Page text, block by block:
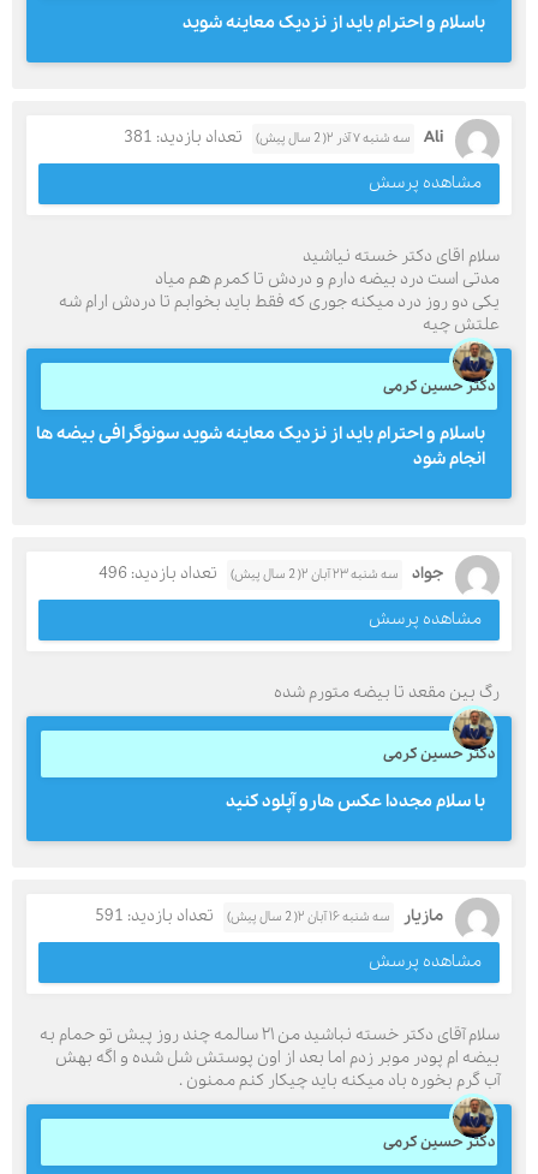
باسلام و احترام باید از نزدیک معاینه شوید
Ali سه شنبه ۷ آذر ۲( 2 سال پیش)
تعداد بازدید: 381
مشاهده پرسش
سلام اقای دکتر خسته نیاشید
مدتی است درد بیضه دارم و دردش تا کمرم هم میاد
یکی دو روز درد میکنه جوری که فقط باید بخوابم تا دردش ارام شه
علتش چیه
دکتر حسین کرمی
باسلام و احترام باید از نزدیک معاینه شوید سونوگرافی بیضه ها
انجام شود
جواد سه شنبه ۲۳ آبان ۲( 2 سال پیش)
تعداد بازدید: 496
مشاهده پرسش
رگ بین مقعد تا بیضه متورم شده
دکتر حسین کرمی
با سلام مجددا عکس هارو آپلود کنید
مازیار سه شنبه ۱۶ آبان ۲( 2 سال پیش)
تعداد بازدید: 591
مشاهده پرسش
سلام آقای دکتر خسته نباشید من ۲۱ سالمه چند روز پیش تو حمام به
بیضه ام پودر موبر زدم اما بعد از اون پوستش شل شده و اگه بهش
آب گرم بخوره باد میکنه باید چیکار کنم ممنون .
دکتر حسین کرمی